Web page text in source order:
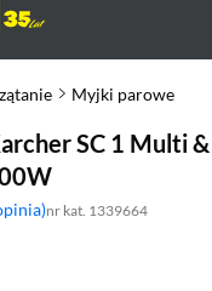
Myjki parowe
SC 1 Multi
nr kat. 1339664